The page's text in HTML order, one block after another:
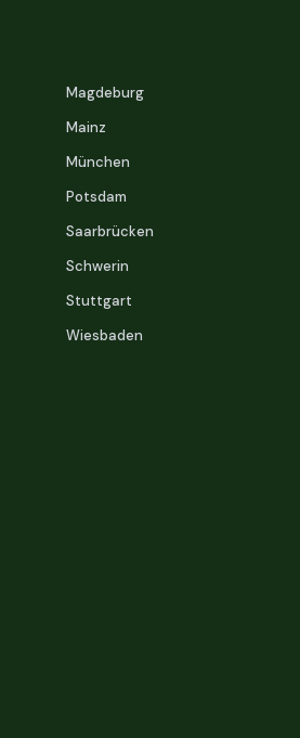
Magdeburg
Mainz
München
Potsdam
Saarbrücken
Schwerin
Stuttgart
Wiesbaden